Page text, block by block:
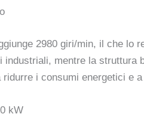
2980 giri/min, il che
mentre la
i consumi energetici e
kW